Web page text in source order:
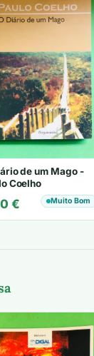
de um Mago -
Coelho
€ Muito Bom